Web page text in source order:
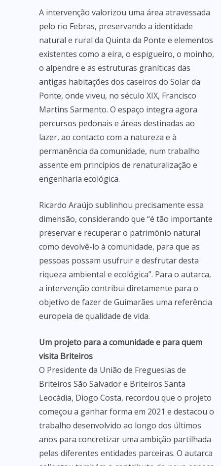
A intervenção valorizou uma área atravessada
pelo rio Febras, preservando a identidade
natural e rural da Quinta da Ponte e elementos
existentes como a eira, o espigueiro, o moinho,
o alpendre e as estruturas graníticas das
antigas habitações dos caseiros do Solar da
Ponte, onde viveu, no século XIX, Francisco
Martins Sarmento. O espaço integra agora
percursos pedonais e áreas destinadas ao
lazer, ao contacto com a natureza e à
permanência da comunidade, num trabalho
assente em princípios de renaturalização e
engenharia ecológica.
Ricardo Araújo sublinhou precisamente essa
dimensão, considerando que “é tão importante
preservar e recuperar o património natural
como devolvê-lo à comunidade, para que as
pessoas possam usufruir e desfrutar desta
riqueza ambiental e ecológica”. Para o autarca,
a intervenção contribui diretamente para o
objetivo de fazer de Guimarães uma referência
europeia de qualidade de vida.
Um projeto para a comunidade e para quem
visita Briteiros
O Presidente da União de Freguesias de
Briteiros São Salvador e Briteiros Santa
Leocádia, Diogo Costa, recordou que o projeto
começou a ganhar forma em 2021 e destacou o
trabalho desenvolvido ao longo dos últimos
anos para concretizar uma ambição partilhada
pelas diferentes entidades parceiras. O autarca